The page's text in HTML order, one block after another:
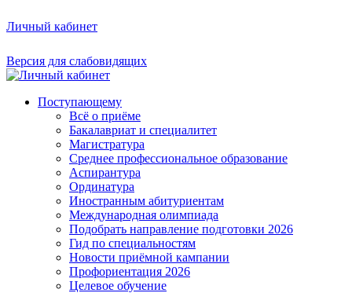
Личный кабинет
Версия для слабовидящих
Поступающему
Всё о приёме
Бакалавриат и специалитет
Магистратура
Среднее профессиональное образование
Аспирантура
Ординатура
Иностранным абитуриентам
Международная олимпиада
Подобрать направление подготовки 2026
Гид по специальностям
Новости приёмной кампании
Профориентация 2026
Целевое обучение